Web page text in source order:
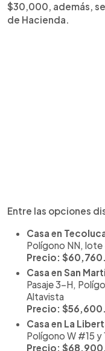
$30,000, además,
de Hacienda.
Entre las opciones
Casa en
Polígono NN,
Precio:
Casa en San
Pasaje 3-H,
Altavista
Precio:
Casa en La
Polígono W #15 y
Precio: